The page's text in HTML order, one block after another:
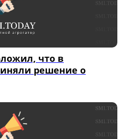
что в
решение о